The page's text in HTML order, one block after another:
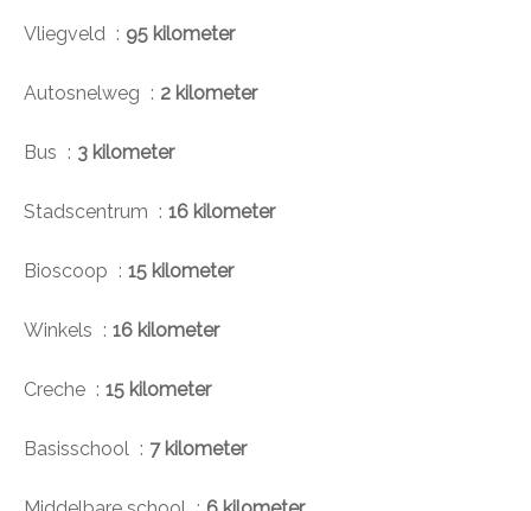
Vliegveld 95 kilometer
Autosnelweg 2 kilometer
Bus 3 kilometer
Stadscentrum 16 kilometer
Bioscoop 15 kilometer
Winkels 16 kilometer
Creche 15 kilometer
Basisschool 7 kilometer